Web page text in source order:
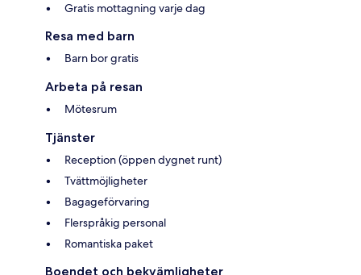
Gratis mottagning varje dag
Resa med barn
Barn bor gratis
Arbeta på resan
Mötesrum
Tjänster
Reception (öppen dygnet runt)
Tvättmöjligheter
Bagageförvaring
Flerspråkig personal
Romantiska paket
Boendet och bekvämligheter